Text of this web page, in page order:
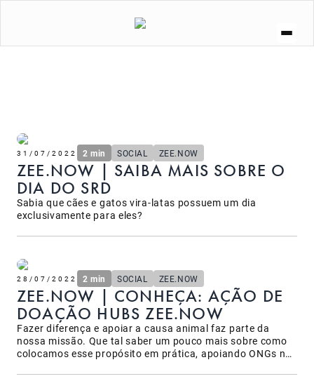
31/07/2022 2 min SOCIAL ZEE.NOW
ZEE.NOW | SAIBA MAIS SOBRE O
DIA DO SRD
Sabia que cães e gatos vira-latas possuem um dia
exclusivamente para eles?
28/07/2022 2 min SOCIAL ZEE.NOW
ZEE.NOW | CONHEÇA: AÇÃO DE
DOAÇÃO HUBS ZEE.NOW
Fazer diferença e apoiar a causa animal faz parte da
nossa missão. Que tal saber um pouco mais sobre como
colocamos esse propósito em prática, apoiando ONGs nas